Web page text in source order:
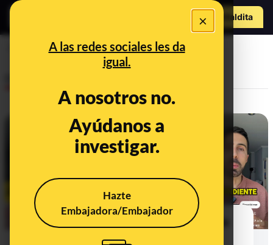
×
A las redes sociales les da
igual.
A nosotros no.
Ayúdanos a
investigar.
Hazte
Embajadora/Embajador
Hazte Maldita
No, tu piel no se vuelve adicta a la
crema hidratante